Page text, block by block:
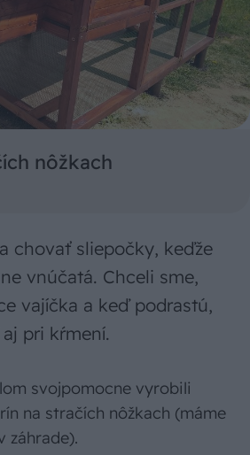
nôžkach
chovať sliepočky, keďže
vnúčatá. Chceli sme,
vajíčka a keď podrastú,
pri kŕmení.
svojpomocne vyrobili
na stračích nôžkach (máme
záhrade).